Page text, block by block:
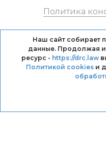
Политика
Кодекс
Правила
Наш сайт собирает
данные. Продолжая
ресурс - https://drc.law
Политикой cookiesи